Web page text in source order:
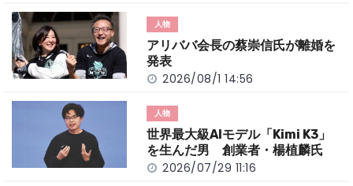
人物
アリババ会長の蔡崇信氏が離婚を
発表
2026/08/1 14:56
人物
世界最大級AIモデル「Kimi K3」
を生んだ男 創業者・楊植麟氏
2026/07/29 11:16